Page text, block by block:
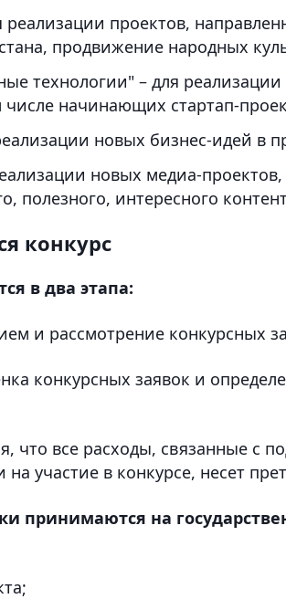
реализации проектов,
продвижение народных
технологии" – для
числе начинающих стартап-
новых бизнес-идей в
новых медиа-
полезного, интересного
конкурс
в два этапа:
и рассмотрение конкурсных
конкурсных заявок и
что все расходы, связанные с
на участие в конкурсе, несет
принимаются на